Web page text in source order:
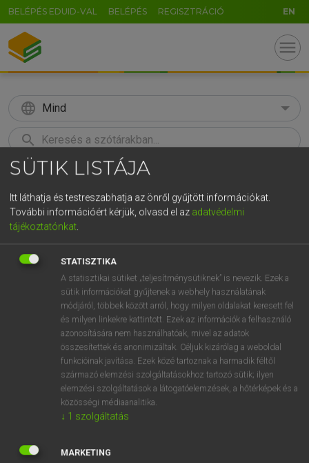
BELÉPÉS EDUID-VAL BELÉPÉS REGISZTRÁCIÓ EN
menu
language Mind
search
KERESÉS
Európai uniós terminológiai szótár
VAN ELŐFIZETÉSED?
Van előfizetésem a teljes szócikk megtekintéséhez.
BELÉPÉS
SÜTIK LISTÁJA
Itt láthatja és testreszabhatja az önről gyűjtött információkat.
További információért kérjük, olvasd el az adatvédelmi
tájékoztatónkat.
STATISZTIKA
A statisztikai sütiket „teljesítménysütiknek” is nevezik. Ezek a
sütik információkat gyűjtenek a webhely használatának
módjáról, többek között arról, hogy milyen oldalakat keresett fel
és milyen linkekre kattintott. Ezek az információk a felhasználó
azonosítására nem használhatóak, mivel az adatok
összesítettek és anonimizáltak. Céljuk kizárólag a weboldal
funkcióinak javítása. Ezek közé tartoznak a harmadik féltől
származó elemzési szolgáltatásokhoz tartozó sütik; ilyen
elemzési szolgáltatások a látogatóelemzések, a hőtérképek és a
közösségi médiaanalitika.
↓ 1 szolgáltatás
MARKETING
GR
t z u i o p
g h j k l é á ű Ω
n m . AltGr